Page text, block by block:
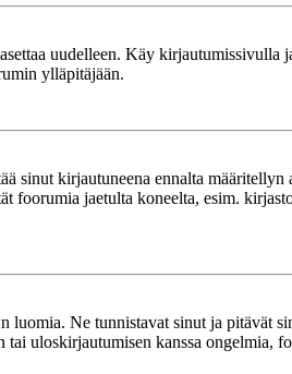
uudelleen. Käy kirjautumissivulla
ylläpitäjään.
sinut kirjautuneena ennalta
foorumia jaetulta koneelta, esim.
luomia. Ne tunnistavat sinut ja
uloskirjautumisen kanssa ongelmia,